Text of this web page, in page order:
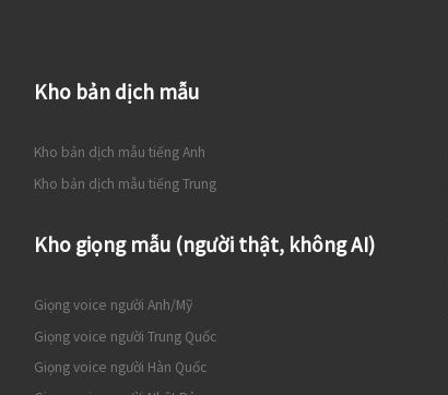
Kho bản dịch mẫu
Kho bản dịch mẫu tiếng Anh
Kho bản dịch mẫu tiếng Trung
Kho giọng mẫu (người thật, không AI)
Giọng voice người Anh/Mỹ
Giọng voice người Trung Quốc
Giọng voice người Hàn Quốc